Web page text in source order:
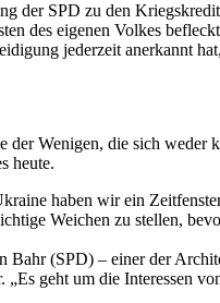
der SPD zu den
des eigenen Volkes
jederzeit anerkannt
Wenigen, die sich weder
heute.
haben wir ein
Weichen zu stellen,
(SPD) – einer der
geht um die Inte­ressen